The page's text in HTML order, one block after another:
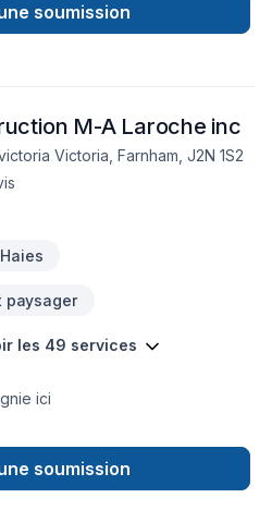
soumission
M-A Laroche inc
Victoria, Farnham, J2N 1S2
paysager
les 49 services
ici
soumission